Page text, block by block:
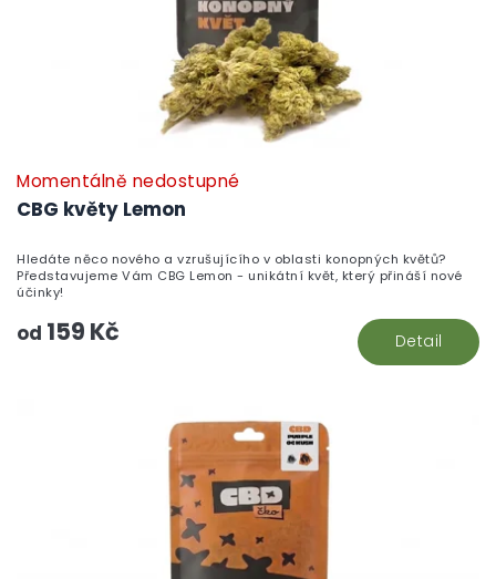
CBG květy Lemon
Momentálně nedostupné
od 159 Kč Detail
Hledáte něco nového a vzrušujícího v oblasti konopných květů?
Představujeme Vám CBG Lemon - unikátní květ, který přináší nové
účinky!